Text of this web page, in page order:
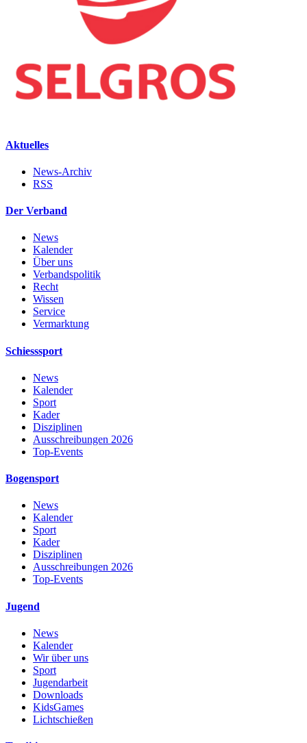
Aktuelles
News-Archiv
RSS
Der Verband
News
Kalender
Über uns
Verbandspolitik
Recht
Wissen
Service
Vermarktung
Schiesssport
News
Kalender
Sport
Kader
Disziplinen
Ausschreibungen 2026
Top-Events
Bogensport
News
Kalender
Sport
Kader
Disziplinen
Ausschreibungen 2026
Top-Events
Jugend
News
Kalender
Wir über uns
Sport
Jugendarbeit
Downloads
KidsGames
Lichtschießen